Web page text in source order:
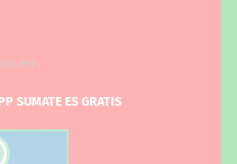
SUMATE ES GRATIS